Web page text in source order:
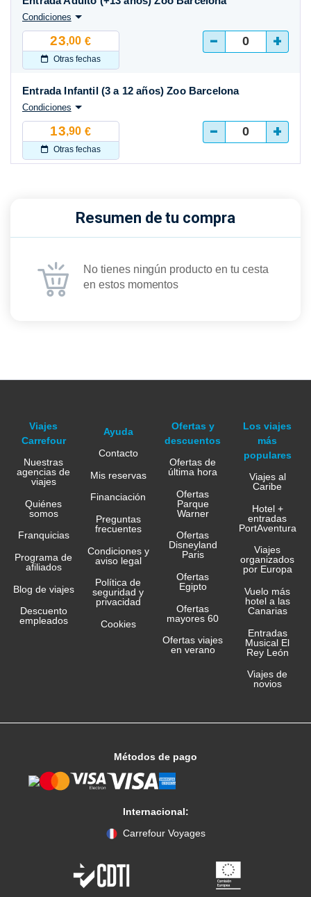
23,00 €
Otras fechas
Condiciones
- +
13,90 €
Otras fechas
Entrada Infantil (3 a 12 años) Zoo Barcelona
Condiciones
- +
Resumen de tu compra
No tienes ningún producto en tu cesta
en estos momentos
Viajes
Carrefour
Nuestras
agencias de
viajes
Quiénes
somos
Franquicias
Programa de
afiliados
Blog de viajes
Descuento
empleados
Ayuda
Contacto
Mis reservas
Financiación
Preguntas
frecuentes
Condiciones y
aviso legal
Política de
seguridad y
privacidad
Cookies
Ofertas y
descuentos
Ofertas de
última hora
Ofertas
Parque
Warner
Ofertas
Disneyland
Paris
Ofertas
Egipto
Ofertas
mayores 60
Ofertas viajes
en verano
Los viajes
más
populares
Viajes al
Caribe
Hotel +
entradas
PortAventura
Viajes
organizados
por Europa
Vuelo más
hotel a las
Canarias
Entradas
Musical El
Rey León
Viajes de
novios
Métodos de pago
Internacional:
Carrefour Voyages